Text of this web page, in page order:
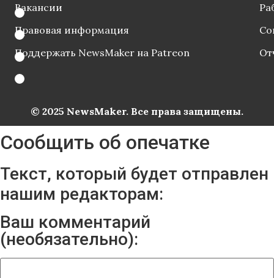
Вакансии
Правовая информация
Поддержать NewsMaker на Patreon
© 2025 NewsMaker. Все права защищены.
Сообщить об опечатке
Текст, который будет отправлен
нашим редакторам:
Ваш комментарий
(необязательно):